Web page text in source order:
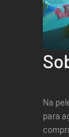
Na
para